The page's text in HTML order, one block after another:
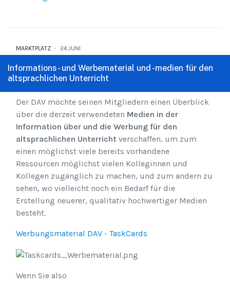
MARKTPLATZ 24.JUNI
Informations- und Werbematerial und -medien für den
altsprachlichen Unterricht
Der DAV möchte seinen Mitgliedern einen Überblick
über die derzeit verwendeten Medien in der
Information über und die Werbung für den
altsprachlichen Unterricht verschaffen, um zum
einen möglichst viele bereits vorhandene
Ressourcen möglichst vielen Kolleginnen und
Kollegen zugänglich zu machen, und zum andern zu
sehen, wo vielleicht noch ein Bedarf für die
Erstellung neuerer, qualitativ hochwertiger Medien
besteht.
Werbungsmaterial DAV - TaskCards
Wenn Sie also